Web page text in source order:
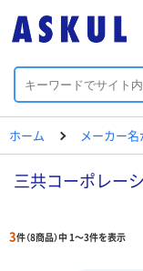
ホーム メーカー名
三共コーポレー
3件（8商品）中 1～3件を表示